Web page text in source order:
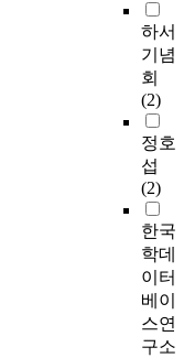
하서
기념
회
(2)
정호
섭
(2)
한국
학데
이터
베이
스연
구소